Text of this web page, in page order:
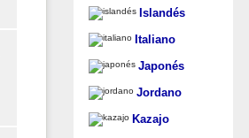
Islandés
Italiano
Japonés
Jordano
Kazajo